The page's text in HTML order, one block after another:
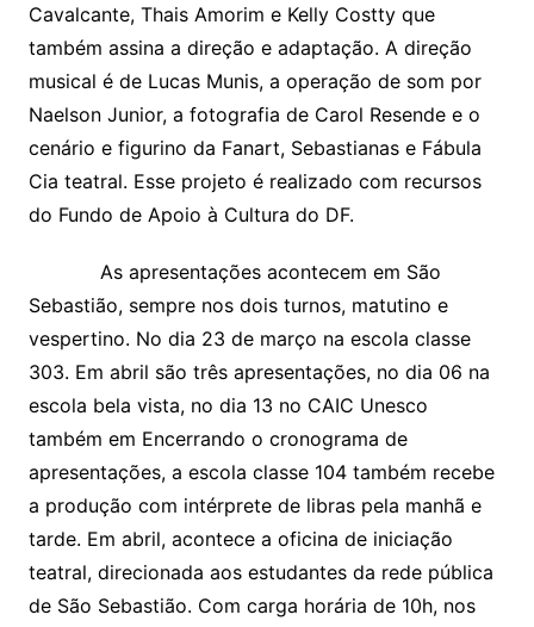
Cavalcante, Thais Amorim e Kelly Costty que
também assina a direção e adaptação. A direção
musical é de Lucas Munis, a operação de som por
Naelson Junior, a fotografia de Carol Resende e o
cenário e figurino da Fanart, Sebastianas e Fábula
Cia teatral. Esse projeto é realizado com recursos
do Fundo de Apoio à Cultura do DF.
As apresentações acontecem em São
Sebastião, sempre nos dois turnos, matutino e
vespertino. No dia 23 de março na escola classe
303. Em abril são três apresentações, no dia 06 na
escola bela vista, no dia 13 no CAIC Unesco
também em Encerrando o cronograma de
apresentações, a escola classe 104 também recebe
a produção com intérprete de libras pela manhã e
tarde. Em abril, acontece a oficina de iniciação
teatral, direcionada aos estudantes da rede pública
de São Sebastião. Com carga horária de 10h, nos